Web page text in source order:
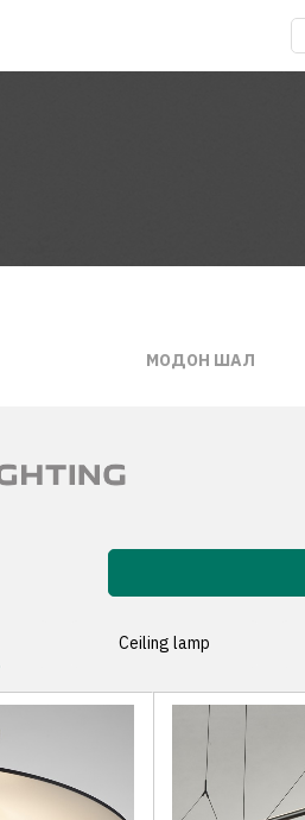
МОДОН ШАЛ
Ceiling lamp